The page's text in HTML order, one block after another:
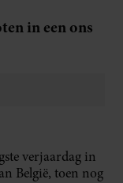
in een ons
verjaardag in
België, toen nog